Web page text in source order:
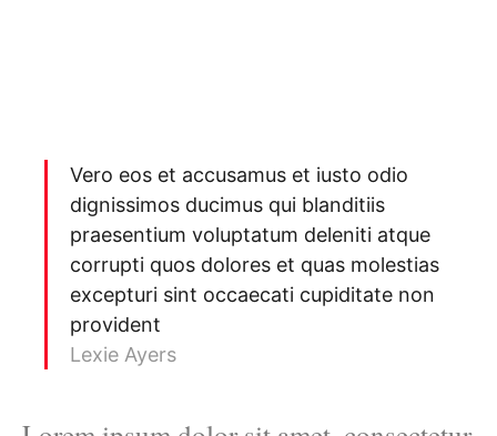
Vero eos et accusamus et iusto odio
dignissimos ducimus qui blanditiis
praesentium voluptatum deleniti atque
corrupti quos dolores et quas molestias
excepturi sint occaecati cupiditate non
provident
Lexie Ayers